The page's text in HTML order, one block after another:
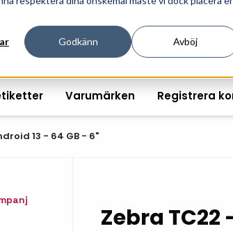
Godkänn Avböj
informationshantering och
streckkodsläsare
Bordsstreckkodsläsare
Tablets
svartvita-
Order offertförfrågan
Varumärken Registrera
13 - 64 GB - 6"
Zebra